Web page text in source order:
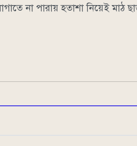
না পারায় হতাশা নিয়েই মাঠ